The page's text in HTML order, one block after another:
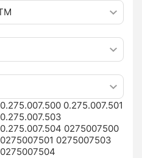
0.275.007.500 0.275.007.501
0.275.007.503
0.275.007.504 0275007500
0275007501 0275007503
0275007504